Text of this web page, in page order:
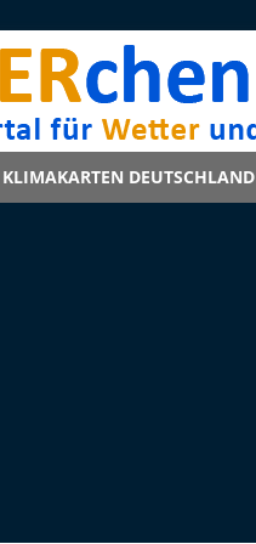
KLIMAKARTEN DEUTSCHLAND